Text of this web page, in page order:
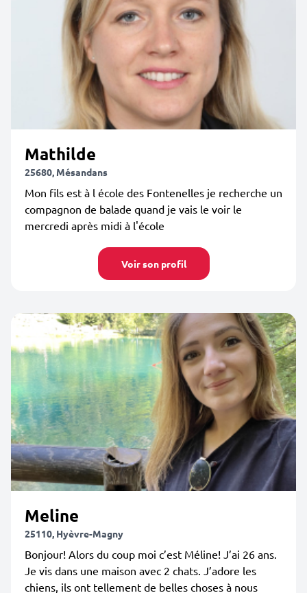
Mathilde
25680, Mésandans
Mon fils est à l école des Fontenelles je recherche un
compagnon de balade quand je vais le voir le
mercredi après midi à l'école
Voir son profil
Meline
25110, Hyèvre-Magny
Bonjour! Alors du coup moi c’est Méline! J’ai 26 ans.
Je vis dans une maison avec 2 chats. J’adore les
chiens, ils ont tellement de belles choses à nous